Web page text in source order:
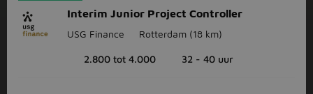
Interim Junior Project Controller
USG Finance Rotterdam (18 km)
2.800 tot 4.000 32 - 40 uur